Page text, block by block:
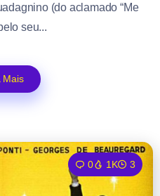
(do aclamado “Me
seu...
Mais
0 1K 3